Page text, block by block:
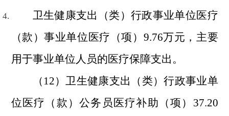
卫生健康支出（类）行政事业单位医疗
（款）事业单位医疗（项）9.76万元，主要
用于事业单位人员的医疗保障支出。
（12）卫生健康支出（类）行政事业单
位医疗（款）公务员医疗补助（项）37.20